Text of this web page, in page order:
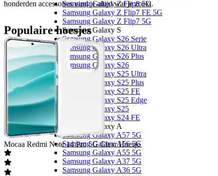
Samsung Galaxy Z Flip8 5G
Samsung Galaxy Z Flip7 FE 5G
Samsung Galaxy Z Flip7 5G
Samsung Galaxy S
Samsung Galaxy S26 Serie
Samsung Galaxy S26 Ultra
Samsung Galaxy S26 Plus
Samsung Galaxy S26
Samsung Galaxy S25 Ultra
Samsung Galaxy S25 Plus
Samsung Galaxy S25 FE
Samsung Galaxy S25 Edge
Samsung Galaxy S25
Samsung Galaxy S24 FE
Samsung Galaxy A
Samsung Galaxy A57 5G
Samsung Galaxy A56 5G
Samsung Galaxy A55 5G
Samsung Galaxy A37 5G
Samsung Galaxy A36 5G
honderden accessoires vind je altijd wat je zoekt.
Populaire hoesjes
Mocaa Redmi Note 14 Pro 5G Clear Hoesje